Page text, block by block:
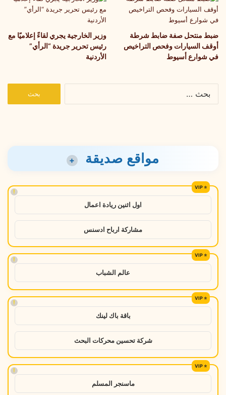
ضبط منتحل صفة ضابط شرطة
أوقف السيارات وفحص التراخيص
في شوارع أسيوط
وزير الخارجية يجري لقاءً إعلاميًا مع
رئيس تحرير جريدة “الرأي”
الأردنية
مواقع صديقة +
!
اول اثنين ريادة اعمال
مشاركة ارباح ادسنس
!
عالم الشباب
!
باقة باك لينك
شركة تحسين محركات البحث
!
ماسنجر المسلم